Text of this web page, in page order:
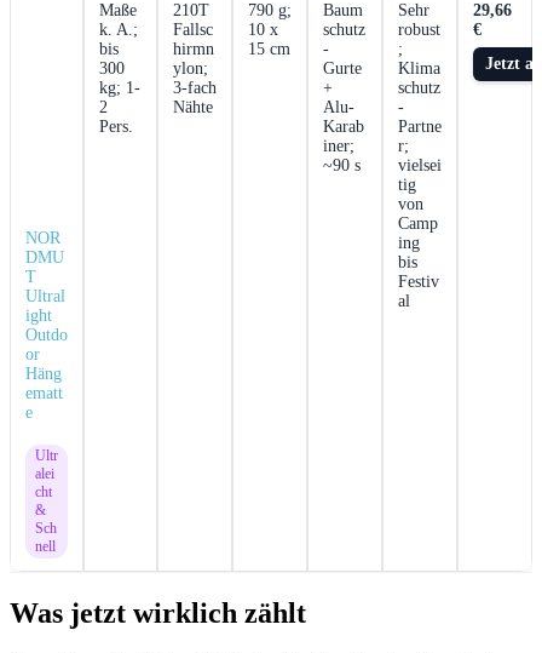
NOR
DMU
T
Ultral
ight
Outdo
or
Häng
ematt
e
Ultr
alei
cht
&
Sch
nell
Maße‌
k. A.;
bis
300
kg; 1-
2​
Pers.
210T
Fallsc
hirmn
ylon;
3-fach
Nähte
790 g;
10 x
15 cm
Baum
schutz
-
Gurte
+
Alu-
Karab
iner;
~90 s
Sehr
robust
;
Klima
schutz
-
Partne
r;
vielsei
tig
von
Camp
ing⁢
bis
Festiv
al
29,66
€
Jetzt
Was jetzt wirklich zählt